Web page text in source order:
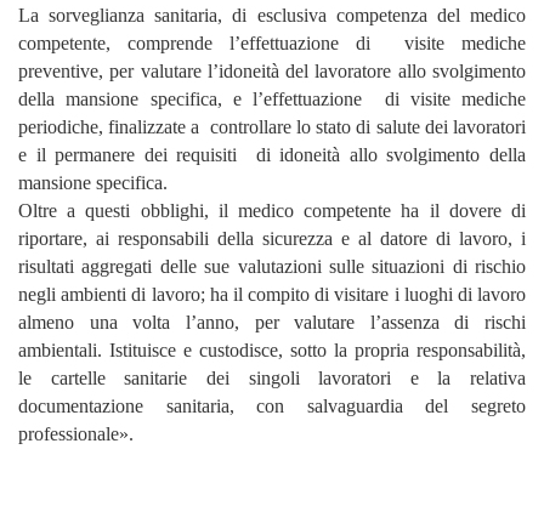
La sorveglianza sanitaria, di esclusiva competenza del medico
competente, comprende l’effettuazione di visite mediche
preventive, per valutare l’idoneità del lavoratore allo svolgimento
della mansione specifica, e l’effettuazione di visite mediche
periodiche, finalizzate a controllare lo stato di salute dei lavoratori
e il permanere dei requisiti di idoneità allo svolgimento della
mansione specifica.
Oltre a questi obblighi, il medico competente ha il dovere di
riportare, ai responsabili della sicurezza e al datore di lavoro, i
risultati aggregati delle sue valutazioni sulle situazioni di rischio
negli ambienti di lavoro; ha il compito di visitare i luoghi di lavoro
almeno una volta l’anno, per valutare l’assenza di rischi
ambientali. Istituisce e custodisce, sotto la propria responsabilità,
le cartelle sanitarie dei singoli lavoratori e la relativa
documentazione sanitaria, con salvaguardia del segreto
professionale».